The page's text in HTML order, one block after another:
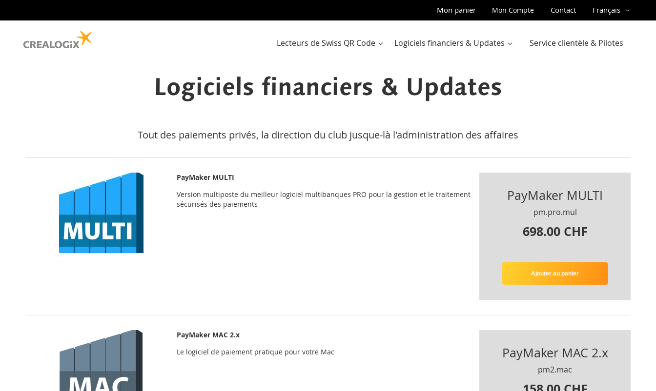
auMon panier Mon Compte Contact Langue
Français
Lecteurs de Swiss QR Code Logiciels financiers & Updates Service clientèle & Pilotes
Logiciels financiers & Updates
Tout des paiements privés, la direction du club jusque-là l'administration des affaires
PayMaker MULTI
Version multiposte du meilleur logiciel multibanques PRO pour la gestion et le traitement
sécurisés des paiements
PayMaker MULTI
698.00 CHF
pm.pro.mul
Ajouter au panier
PayMaker MAC 2.x
Le logiciel de paiement pratique pour votre Mac
PayMaker MAC 2.x
pm2.mac